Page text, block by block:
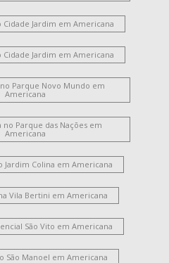
Cidade Jardim em Americana
Cidade Jardim em Americana
no Parque Novo Mundo em
Americana
no Parque das Nações em
Americana
Jardim Colina em Americana
Vila Bertini em Americana
São Vito em Americana
São Manoel em Americana